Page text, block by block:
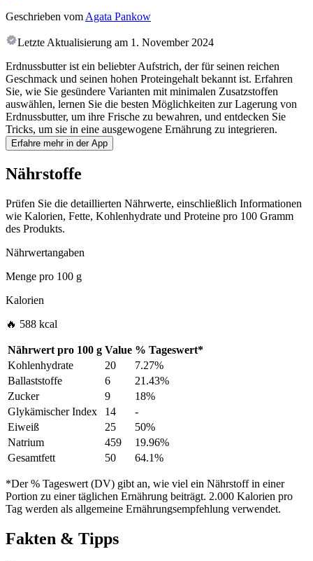
Geschrieben vom Agata Pankow
Letzte Aktualisierung am 1. November 2024
Erdnussbutter ist ein beliebter Aufstrich, der für seinen reichen
Geschmack und seinen hohen Proteingehalt bekannt ist. Erfahren
Sie, wie Sie gesündere Varianten mit minimalen Zusatzstoffen
auswählen, lernen Sie die besten Möglichkeiten zur Lagerung von
Erdnussbutter, um ihre Frische zu bewahren, und entdecken Sie
Tricks, um sie in eine ausgewogene Ernährung zu integrieren.
Erfahre mehr in der App
Nährstoffe
Prüfen Sie die detaillierten Nährwerte, einschließlich Informationen
wie Kalorien, Fette, Kohlenhydrate und Proteine pro 100 Gramm
des Produkts.
Nährwertangaben
Menge pro 100 g
Kalorien
🔥 588 kcal
Nährwert pro 100 g Value % Tageswert*
Kohlenhydrate
20
7.27%
Ballaststoffe
6
21.43%
Zucker
9
18%
Glykämischer Index
14
-
Eiweiß
25
50%
Natrium
459
19.96%
Gesamtfett
50 64.1%
*Der % Tageswert (DV) gibt an, wie viel ein Nährstoff in einer
Portion zu einer täglichen Ernährung beiträgt. 2.000 Kalorien pro
Tag werden als allgemeine Ernährungsempfehlung verwendet.
Fakten & Tipps